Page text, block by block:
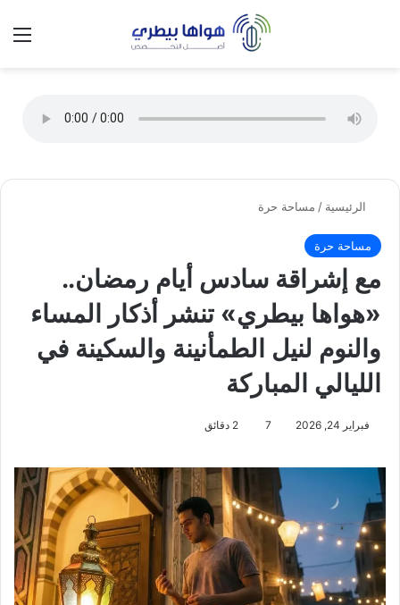
الوضع
الرئيسية / مساحة حرة
مساحة حرة
مع إشراقة سادس أيام رمضان..
«هواها بيطري» تنشر أذكار المساء
والنوم لنيل الطمأنينة والسكينة في
الليالي المباركة
فبراير 24, 2026 7